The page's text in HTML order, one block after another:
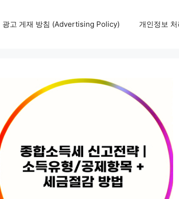
광고 게재 방침 (Advertising Policy) 개인정보